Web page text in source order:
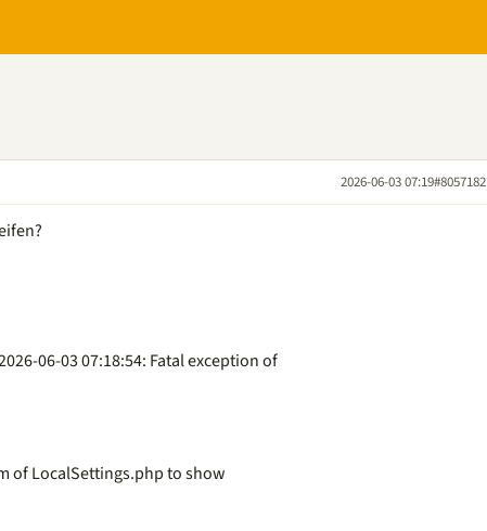
2026-06-03 07:19#8057182
06-03 07:18:54: Fatal exception of
of LocalSettings.php to show